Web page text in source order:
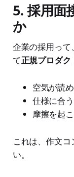
5. 採用面
か
企業の採用って
て正規プロダク
空気が読
仕様に合
摩擦を起
これは、作文
い。